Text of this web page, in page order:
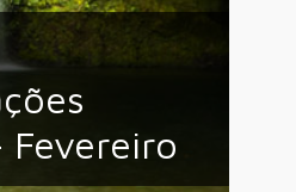
Fevereiro